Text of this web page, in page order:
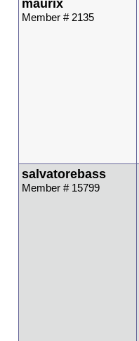
maurix
Member # 2135
salvatorebass
Member # 15799